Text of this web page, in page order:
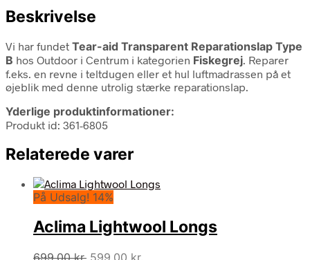
Beskrivelse
Vi har fundet Tear-aid Transparent Reparationslap Type
B hos Outdoor i Centrum i kategorien Fiskegrej. Reparer
f.eks. en revne i teltdugen eller et hul luftmadrassen på et
øjeblik med denne utrolig stærke reparationslap.
Yderlige produktinformationer:
Produkt id: 361-6805
Relaterede varer
På Udsalg! 14%
Aclima Lightwool Longs
699,00kr. Den
599,00 kr.